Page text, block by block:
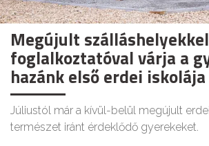
Megújult
foglalkoztatóval várja a
hazánk első erdei iskolája
Júliustól már a kívül-belül megújult
természet iránt érdeklődő gyerekeket.